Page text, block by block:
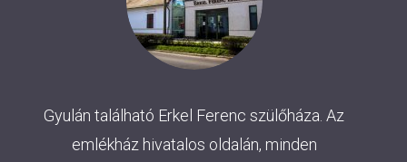
Gyulán található Erkel Ferenc szülőháza. Az
emlékház hivatalos oldalán, minden